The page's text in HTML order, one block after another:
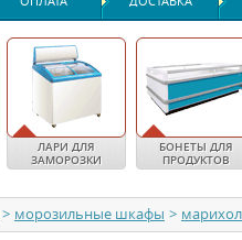
ЛАРИ ДЛЯ
ЗАМОРОЗКИ
БОНЕТЫ ДЛЯ
ПРОДУКТОВ
> морозильные шкафы >